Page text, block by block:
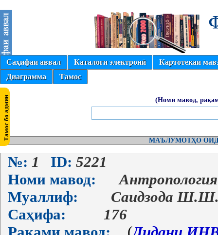
Саҳифаи аввал Каталоги электронӣ
Картотекаи
Диаграмма
Тамос
(Номи мавод,
МАЪЛУМОТҲО
№: 1 ID: 5221
Номи мавод:
Муаллиф:
Саидзода
Саҳифа:
176